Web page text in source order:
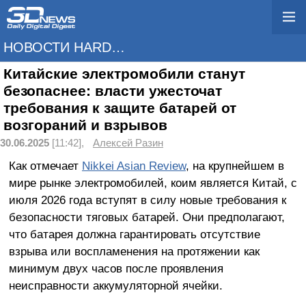
НОВОСТИ HARDWARE
Китайские электромобили станут
безопаснее: власти ужесточат
требования к защите батарей от
возгораний и взрывов
30.06.2025 [11:42], Алексей Разин
Как отмечает Nikkei Asian Review, на крупнейшем в
мире рынке электромобилей, коим является Китай, с
июля 2026 года вступят в силу новые требования к
безопасности тяговых батарей. Они предполагают,
что батарея должна гарантировать отсутствие
взрыва или воспламенения на протяжении как
минимум двух часов после проявления
неисправности аккумуляторной ячейки.